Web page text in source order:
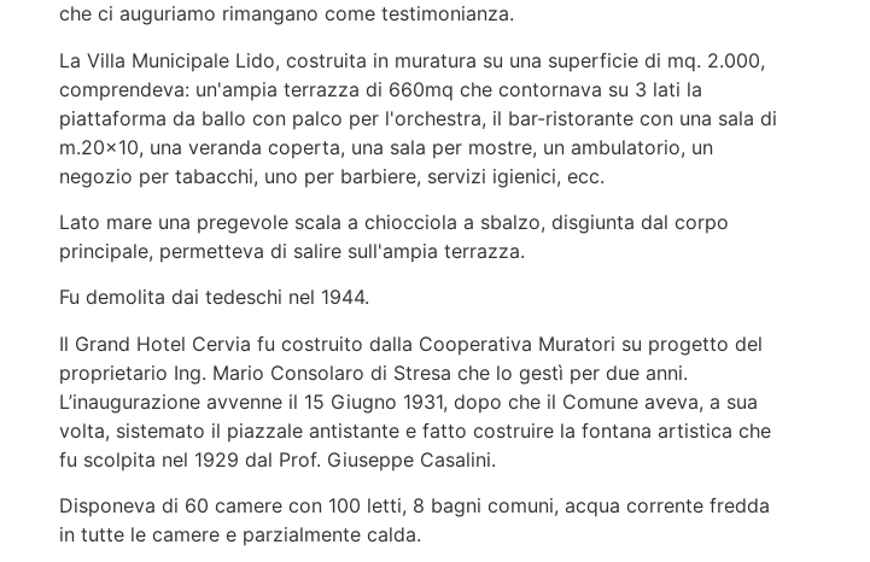
che ci auguriamo rimangano come testimonianza.
La Villa Municipale Lido, costruita in muratura su una superficie di mq. 2.000,
comprendeva: un'ampia terrazza di 660mq che contornava su 3 lati la
piattaforma da ballo con palco per l'orchestra, il bar-ristorante con una sala di
m.20x10, una veranda coperta, una sala per mostre, un ambulatorio, un
negozio per tabacchi, uno per barbiere, servizi igienici, ecc.
Lato mare una pregevole scala a chiocciola a sbalzo, disgiunta dal corpo
principale, permetteva di salire sull'ampia terrazza.
Fu demolita dai tedeschi nel 1944.
Il Grand Hotel Cervia fu costruito dalla Cooperativa Muratori su progetto del
proprietario Ing. Mario Consolaro di Stresa che lo gestì per due anni.
L’inaugurazione avvenne il 15 Giugno 1931, dopo che il Comune aveva, a sua
volta, sistemato il piazzale antistante e fatto costruire la fontana artistica che
fu scolpita nel 1929 dal Prof. Giuseppe Casalini.
Disponeva di 60 camere con 100 letti, 8 bagni comuni, acqua corrente fredda
in tutte le camere e parzialmente calda.